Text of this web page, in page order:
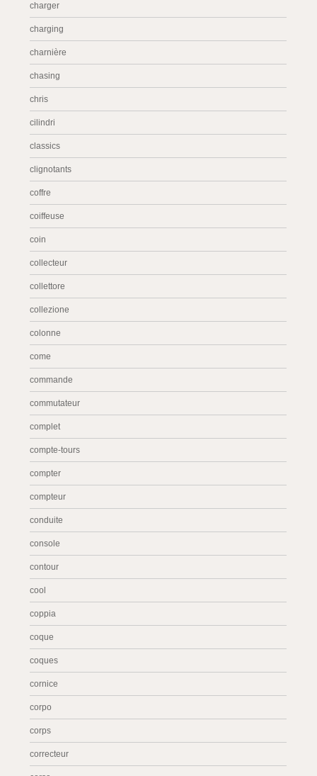
charger
charging
charnière
chasing
chris
cilindri
classics
clignotants
coffre
coiffeuse
coin
collecteur
collettore
collezione
colonne
come
commande
commutateur
complet
compte-tours
compter
compteur
conduite
console
contour
cool
coppia
coque
coques
cornice
corpo
corps
correcteur